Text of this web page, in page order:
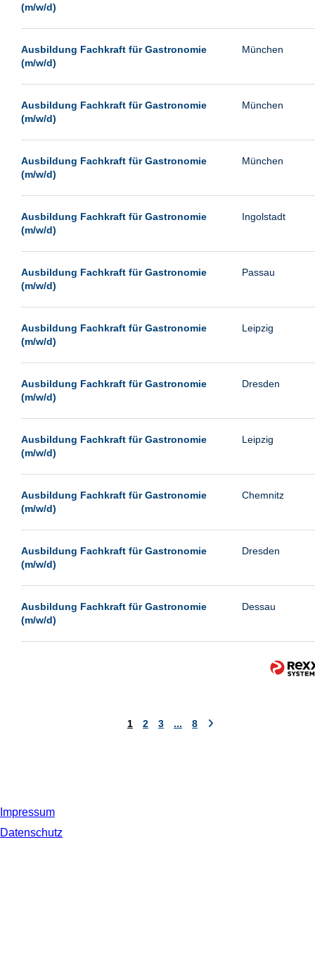
Passau
Pforzheim
Siegen
Ulm
Weimar
Wuppertal
(m/w/d)
Ausbildung Fachkraft für Gastronomie
(m/w/d)
München
Ausbildung Fachkraft für Gastronomie
(m/w/d)
München
Ausbildung Fachkraft für Gastronomie
(m/w/d)
München
Ausbildung Fachkraft für Gastronomie
(m/w/d)
Ingolstadt
Ausbildung Fachkraft für Gastronomie
(m/w/d)
Passau
Ausbildung Fachkraft für Gastronomie
(m/w/d)
Leipzig
Ausbildung Fachkraft für Gastronomie
(m/w/d)
Dresden
Ausbildung Fachkraft für Gastronomie
(m/w/d)
Leipzig
Ausbildung Fachkraft für Gastronomie
(m/w/d)
Chemnitz
Ausbildung Fachkraft für Gastronomie
(m/w/d)
Dresden
Ausbildung Fachkraft für Gastronomie
(m/w/d)
Dessau
1 2 3 ... 8
Impressum
Datenschutz